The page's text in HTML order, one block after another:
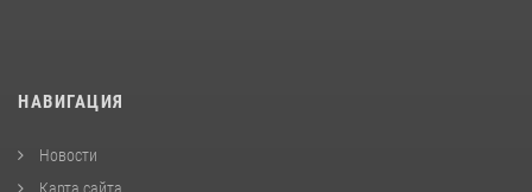
НАВИГАЦИЯ
Новости